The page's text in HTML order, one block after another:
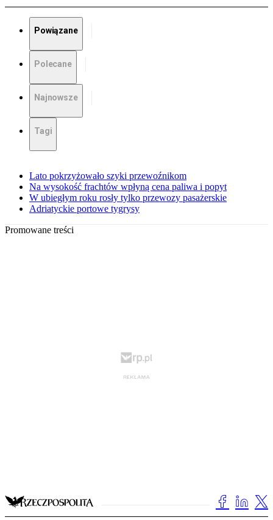
Powiązane
Polecane
Najnowsze
Tagi
Lato pokrzyżowało szyki przewoźnikom
Na wysokość frachtów wpłyną cena paliwa i popyt
W ubiegłym roku rosły tylko przewozy pasażerskie
Adriatyckie portowe tygrysy
Promowane treści